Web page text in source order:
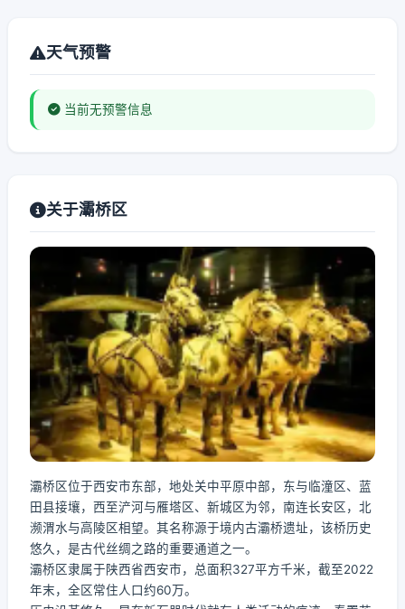
天气预警
当前无预警信息
关于灞桥区
灞桥区位于西安市东部，地处关中平原中部，东与临潼区、蓝
田县接壤，西至浐河与雁塔区、新城区为邻，南连长安区，北
濒渭水与高陵区相望。其名称源于境内古灞桥遗址，该桥历史
悠久，是古代丝绸之路的重要通道之一。
灞桥区隶属于陕西省西安市，总面积327平方千米，截至2022
年末，全区常住人口约60万。